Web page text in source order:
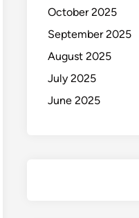
October 2025
September 2025
August 2025
July 2025
June 2025